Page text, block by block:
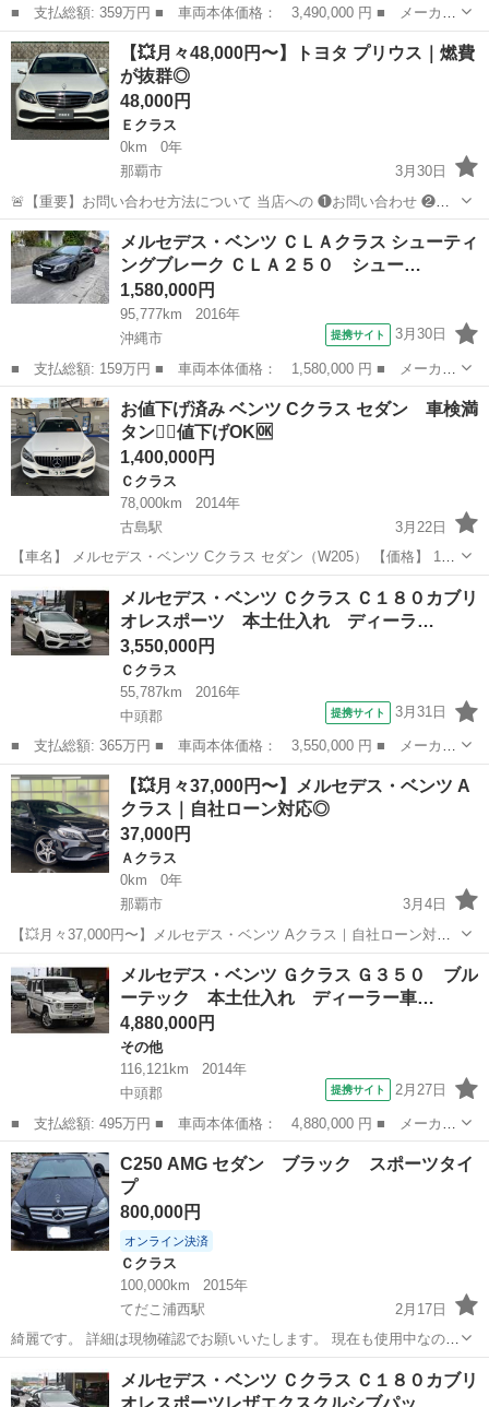
■ 支払総額: 359万円 ■ 車両本体価格： 3,490,000 円 ■ メーカー
名： メルセデス・ベンツ ■ 車種名： ＣＬＡクラス ■ グレード
名： ＣＬＡ２００ｄ ＡＭＧライン ■ 排気量： 2000cc ■ ド
ア...
沖縄 中頭郡 CLA
【💥月々48,000円〜】トヨタ プリウス｜燃費
が抜群◎
48,000円
Ｅクラス
0km
0年
那覇市
3月30日
🚨【重要】お問い合わせ方法について 当店への ❶お問い合わせ ❷ロ
ーン審査 ❸車両のご案内 はすべて 【下記のLINEからのみ受付】とな
ります🙇 ▼こちらからLINE追加 ht...
沖縄 那覇市 Ｅクラス
メルセデス・ベンツ ＣＬＡクラス シューティ
ングブレーク ＣＬＡ２５０ シュー…
1,580,000円
95,777km
2016年
沖縄市
提携サイト 3月30日
■ 支払総額: 159万円 ■ 車両本体価格： 1,580,000 円 ■ メーカー
名： メルセデス・ベンツ ■ 車種名： ＣＬＡクラス シューティン
グブレーク ■ グレード名： ＣＬＡ２５０ シューティングブレー
ク ■ ...
沖縄 沖縄市 ベンツ（メルセデス）
お値下げ済み ベンツ Cクラス セダン 車検満
タン🙆‍♀️値下げOK🆗
1,400,000円
Ｃクラス
78,000km
2014年
古島駅
3月22日
【車名】 メルセデス・ベンツ Cクラス セダン（W205） 【価格】 160
万円 ※現車確認後、1ヶ月以内にご購入いただけるスムーズな方は10
万円お値引き可能です🙆‍♀️ 【車検】 車検満タン 【状態・整備】 ・O2
セン...
沖縄 那覇市 Cクラス
メルセデス・ベンツ Ｃクラス Ｃ１８０カブリ
オレスポーツ 本土仕入れ ディーラ…
3,550,000円
Ｃクラス
55,787km
2016年
中頭郡
提携サイト 3月31日
■ 支払総額: 365万円 ■ 車両本体価格： 3,550,000 円 ■ メーカー
名： メルセデス・ベンツ ■ 車種名： Ｃクラス ■ グレード
名： Ｃ１８０カブリオレスポーツ 本土仕入れ ディーラー車 ブ
ラックレザーシ...
沖縄 中頭郡 Ｃクラス
【💥月々37,000円〜】メルセデス・ベンツ A
クラス｜自社ローン対応◎
37,000円
Ａクラス
0km
0年
那覇市
3月4日
【💥月々37,000円〜】メルセデス・ベンツ Aクラス｜自社ローン対応
◎ 「自社ローン」「信用回復ローン」多数取扱い💡 🚨🚨重要なお知ら
せ🚨🚨 当店へのお問い合わせ・審査受付は 【下記のLINEリンクから
のみ...
沖縄 那覇市 Ａクラス
メルセデス・ベンツ Ｇクラス Ｇ３５０ ブル
ーテック 本土仕入れ ディーラー車…
4,880,000円
その他
116,121km
2014年
中頭郡
提携サイト 2月27日
■ 支払総額: 495万円 ■ 車両本体価格： 4,880,000 円 ■ メーカー
名： メルセデス・ベンツ ■ 車種名： Ｇクラス ■ グレード
名： Ｇ３５０ ブルーテック 本土仕入れ ディーラー車 ラグジ
ュアリーパッケ...
沖縄 中頭郡
C250 AMG セダン ブラック スポーツタイ
プ
800,000円
オンライン決済
Ｃクラス
100,000km
2015年
てだこ浦西駅
2月17日
綺麗です。 詳細は現物確認でお願いいたします。 現在も使用中なの
で、走行距離は更新されますのでご了承くださいませ。 現物みて価格
交渉よろしくお願いいたします。 車体番号わかり次第編集します。
沖縄 国頭郡 てだこ浦西駅 Ｃクラス
メルセデス・ベンツ Ｃクラス Ｃ１８０カブリ
オレスポーツレザエクスクルシブパッ…